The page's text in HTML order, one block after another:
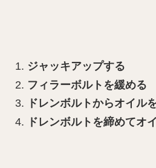
ジャッキアップする
フィラーボルトを緩める
ドレンボルトからオイル
ドレンボルトを締めてオ